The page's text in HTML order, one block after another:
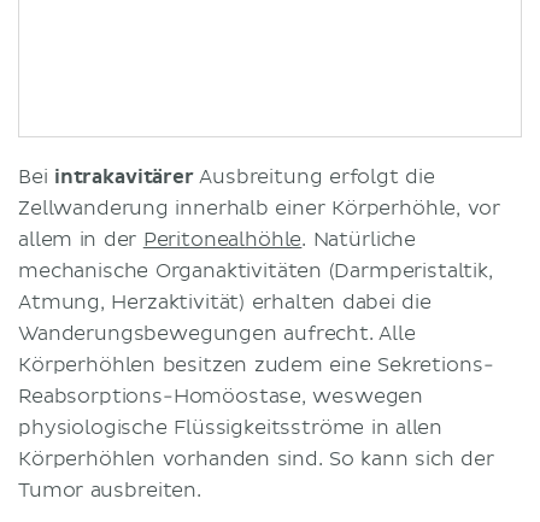
Bei intrakavitärerAusbreitung erfolgt die
Zellwanderung innerhalb einer Körperhöhle, vor
allem in der Peritonealhöhle. Natürliche
mechanische Organaktivitäten (Darmperistaltik,
Atmung, Herzaktivität) erhalten dabei die
Wanderungsbewegungen aufrecht. Alle
Körperhöhlen besitzen zudem eine Sekretions-
Reabsorptions-Homöostase, weswegen
physiologische Flüssigkeitsströme in allen
Körperhöhlen vorhanden sind. So kann sich der
Tumor ausbreiten.